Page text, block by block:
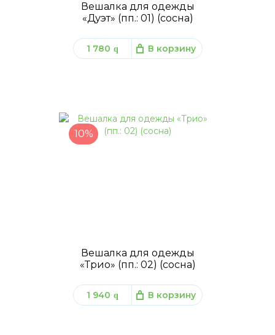
Вешалка для одежды
«Дуэт» (пп.: 01) (сосна)
1 780 q В корзину
10%
Вешалка для одежды
«Трио» (пп.: 02) (сосна)
1 940 q В корзину